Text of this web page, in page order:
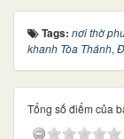
Tags: nơi thờ
khanh Tòa Thánh,
Tổng số điểm của